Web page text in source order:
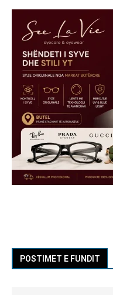
POSTIMET E FUNDIT